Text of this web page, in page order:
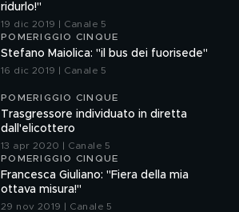
ridurlo!"
19 dic 2019 | Canale 5
POMERIGGIO CINQUE
Stefano Maiolica: "il bus dei fuorisede"
16 dic 2019 | Canale 5
POMERIGGIO CINQUE
Trasgressore individuato in diretta
dall'elicottero
13 apr 2020 | Canale 5
POMERIGGIO CINQUE
Francesca Giuliano: "Fiera della mia
ottava misura!"
29 nov 2019 | Canale 5